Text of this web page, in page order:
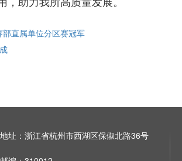
部直属单位分区赛冠军
地址：浙江省杭州市西湖区保俶北路36号